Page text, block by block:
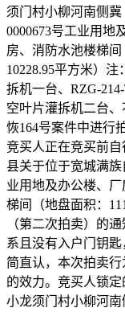
须门村小柳河南侧
0000673号工业用地
房、消防水池楼梯间
10228.95平方米）
拆机一台、RZG-
空叶片灌拆机二台、
恢164号案件中进行
竞买人正在竞买前
县关于位于宽城满
业用地及办公楼、
梯间（地盘面积：
（第二次拍卖）的
系且没有入户门钥
简直认，本次拍卖
的效力。竞买人锁
小龙须门村小柳河